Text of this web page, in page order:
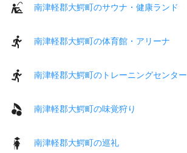
南津軽郡大鰐町のサウナ・健康ランド
南津軽郡大鰐町の体育館・アリーナ
南津軽郡大鰐町のトレーニングセンター
南津軽郡大鰐町の味覚狩り
南津軽郡大鰐町の巡礼